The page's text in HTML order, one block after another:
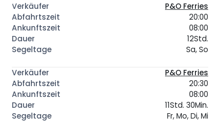
P&O Ferries
20:00
08:00
12Std.
Sa, So
P&O Ferries
20:30
08:00
11Std. 30Min.
Fr, Mo, Di, Mi